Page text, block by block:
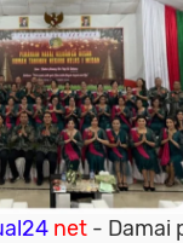
net - Damai